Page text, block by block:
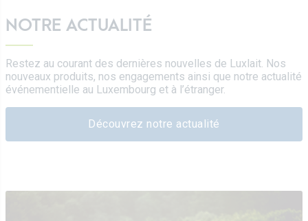
NOTRE ACTUALITÉ
Restez au courant des dernières nouvelles de Luxlait. Nos
nouveaux produits, nos engagements ainsi que notre actualité
événementielle au Luxembourg et à l’étranger.
Découvrez notre actualité